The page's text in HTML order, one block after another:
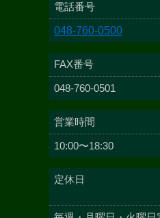
電話番号
048-760-0500
FAX番号
048-760-0501
営業時間
10:00〜18:30
定休日